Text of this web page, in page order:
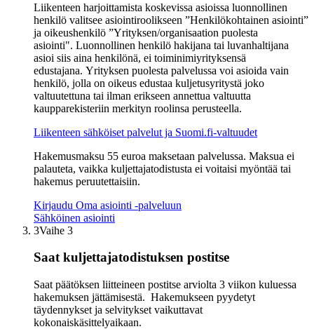
Liikenteen harjoittamista koskevissa asioissa luonnollinen
henkilö valitsee asiointiroolikseen ”Henkilökohtainen asiointi”
ja oikeushenkilö ”Yrityksen/organisaation puolesta
asiointi". Luonnollinen henkilö hakijana tai luvanhaltijana
asioi siis aina henkilönä, ei toiminimiyrityksensä
edustajana. Yrityksen puolesta palvelussa voi asioida vain
henkilö, jolla on oikeus edustaa kuljetusyritystä joko
valtuutettuna tai ilman erikseen annettua valtuutta
kaupparekisteriin merkityn roolinsa perusteella.
Liikenteen sähköiset palvelut ja Suomi.fi-valtuudet
Hakemusmaksu 55 euroa maksetaan palvelussa. Maksua ei
palauteta, vaikka kuljettajatodistusta ei voitaisi myöntää tai
hakemus peruutettaisiin.
Kirjaudu Oma asiointi -palveluun
Sähköinen asiointi
3Vaihe 3
Saat kuljettajatodistuksen postitse
Saat päätöksen liitteineen postitse arviolta 3 viikon kuluessa
hakemuksen jättämisestä. Hakemukseen pyydetyt
täydennykset ja selvitykset vaikuttavat
kokonaiskäsittelyaikaan.